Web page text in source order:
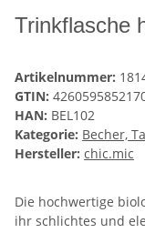
Trinkflasche
Artikelnummer:
GTIN:
HAN: BEL102
Kategorie: Becher,
Hersteller: chic.mic
Die hochwertige
ihr schlichtes und